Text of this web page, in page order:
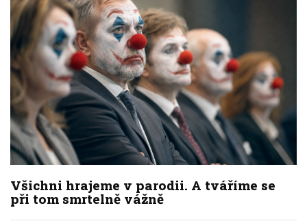
Všichni hrajeme v parodii. A tváříme se
při tom smrtelně vážně